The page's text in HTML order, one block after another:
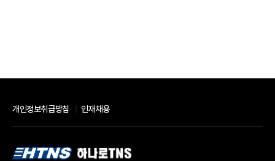
개인정보취급방침 인재채용